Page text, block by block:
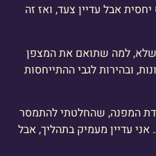
אבל עדיין צעד, ואז זה
שלא, למה שתואם את המצפן
ובהירות לגבי ההתייחסות
המפנה, שהחלטתי להתמסר
אני עדיין מעמיק בתהליך, אבל